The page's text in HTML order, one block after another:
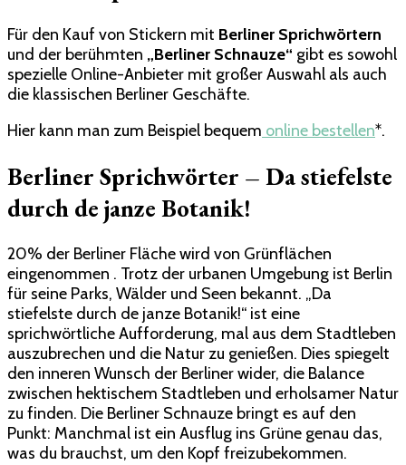
Für den Kauf von Stickern mit Berliner Sprichwörtern
und der berühmten „Berliner Schnauze“ gibt es sowohl
spezielle Online-Anbieter mit großer Auswahl als auch
die klassischen Berliner Geschäfte.
Hier kann man zum Beispiel bequem online bestellen*.
Berliner Sprichwörter – Da stiefelste
durch de janze Botanik!
20% der Berliner Fläche wird von Grünflächen
eingenommen . Trotz der urbanen Umgebung ist Berlin
für seine Parks, Wälder und Seen bekannt. „Da
stiefelste durch de janze Botanik!“ ist eine
sprichwörtliche Aufforderung, mal aus dem Stadtleben
auszubrechen und die Natur zu genießen. Dies spiegelt
den inneren Wunsch der Berliner wider, die Balance
zwischen hektischem Stadtleben und erholsamer Natur
zu finden. Die Berliner Schnauze bringt es auf den
Punkt: Manchmal ist ein Ausflug ins Grüne genau das,
was du brauchst, um den Kopf freizubekommen.